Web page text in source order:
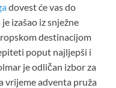
dovest će vas do
izašao iz snježne
destinacijom
poput najljepši i
je odličan izbor za
vrijeme adventa pruža